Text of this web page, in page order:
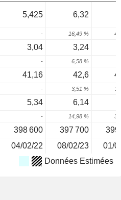
5,425 6,32
- 16,49 %
3,04 3,24
- 6,58 %
41,16 42,6
- 3,51 %
5,34 6,14
- 14,98 %
398 600 397 700
399
04/02/22 08/02/23 01/
Données Estimées